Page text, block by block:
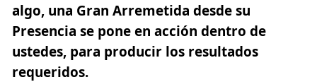
algo, una Gran Arremetida desde su
Presencia se pone en acción dentro de
ustedes, para producir los resultados
requeridos.